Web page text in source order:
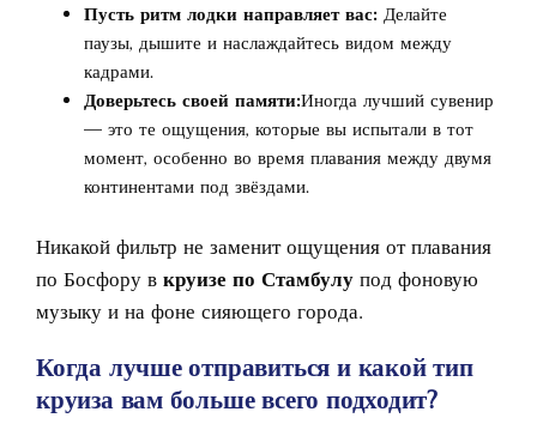
Пусть ритм лодки направляет вас: Делайте
паузы, дышите и наслаждайтесь видом между
кадрами.
Доверьтесь своей памяти:Иногда лучший сувенир
— это те ощущения, которые вы испытали в тот
момент, особенно во время плавания между двумя
континентами под звёздами.
Никакой фильтр не заменит ощущения от плавания
по Босфору в круизе по Стамбулу под фоновую
музыку и на фоне сияющего города.
Когда лучше отправиться и какой тип
круиза вам больше всего подходит?